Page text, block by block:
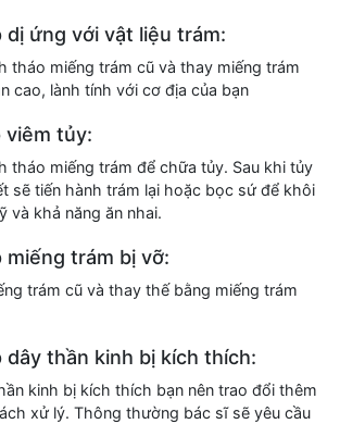
dị ứng với vật liệu trám:
tháo miếng trám cũ và thay miếng trám
cao, lành tính với cơ địa của bạn
viêm tủy:
tháo miếng trám để chữa tủy. Sau khi tủy
sẽ tiến hành trám lại hoặc bọc sứ để khôi
và khả năng ăn nhai.
miếng trám bị vỡ:
trám cũ và thay thế bằng miếng trám
dây thần kinh bị kích thích:
kinh bị kích thích bạn nên trao đổi thêm
xử lý. Thông thường bác sĩ sẽ yêu cầu